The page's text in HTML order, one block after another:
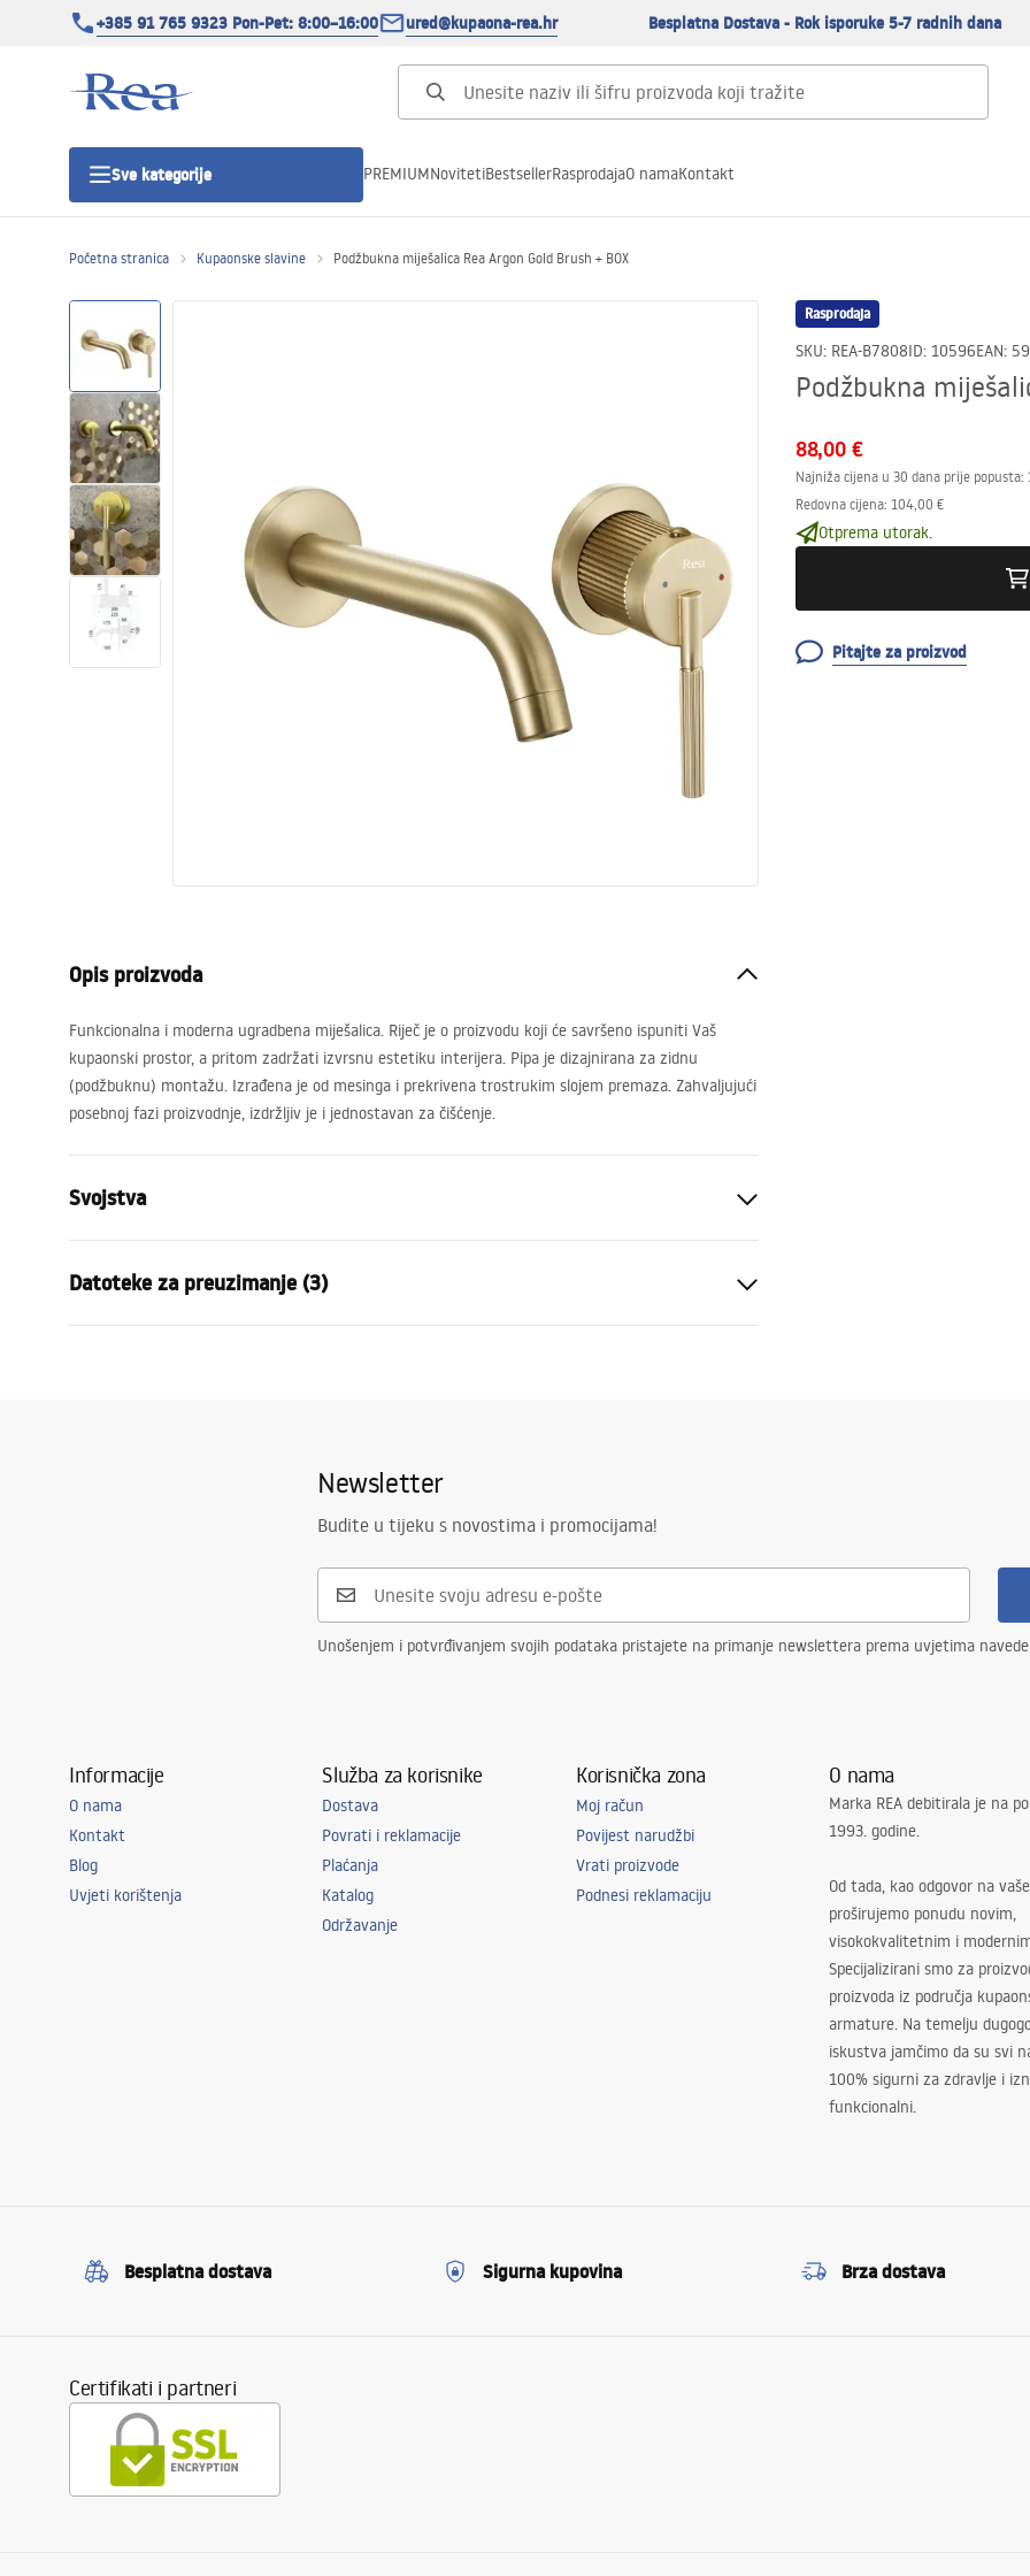
+385 91 765 9323 Pon-Pet: 8:00–16:00 ured@kupaona-rea.hr Besplatna Dostava - Rok isporuke 5-7 radnih dana
Sve kategorije
Tuš vrata
Tuš kade
Tuš Kanalice
WC školjke
Kade i paravani
PREMIUMNovitetiBestsellerRasprodajaO namaKontakt
Početna stranica Kupaonske slavine Podžbukna miješalica Rea Argon Gold Brush + BOX
Rasprodaja
SKU: REA-B7808ID: 10596EAN:
Podžbukna
88,00 €
Najniža cijena u 30 dana prije popusta:
Redovna cijena: 104,00 €
Otprema utorak.
Pitajte za proizvod
Opis proizvoda
Funkcionalna i moderna ugradbena miješalica. Riječ je o proizvodu koji će savršeno ispuniti Vaš
kupaonski prostor, a pritom zadržati izvrsnu estetiku interijera. Pipa je dizajnirana za zidnu
(podžbuknu) montažu. Izrađena je od mesinga i prekrivena trostrukim slojem premaza. Zahvaljujući
posebnoj fazi proizvodnje, izdržljiv je i jednostavan za čišćenje.
Svojstva
Način montaže
Boja
Četkano zlato
110
Datoteke za preuzimanje (3)
Warranty_Terms_and_Conditions_Newsletter
Budite u tijeku s novostima i promocijama!
Unošenjem i potvrđivanjem svojih podataka pristajete na primanje newslettera prema uvjetima
Informacije
O nama
Kontakt
Blog
Uvjeti korištenja
Služba za korisnike
Dostava
Povrati i reklamacije
Plaćanja
Katalog
Održavanje
Korisnička zona
Moj račun
Povijest narudžbi
Vrati proizvode
Podnesi reklamaciju
O nama
Marka REA debitirala je na
1993. godine.
Od tada, kao odgovor na
proširujemo ponudu novim,
visokokvalitetnim i
Specijalizirani smo za
proizvoda iz područja
armature. Na temelju
iskustva jamčimo da su svi
100% sigurni za zdravlje i
funkcionalni.
Besplatna dostava Sigurna kupovina Brza dostava
Certifikati i partneri